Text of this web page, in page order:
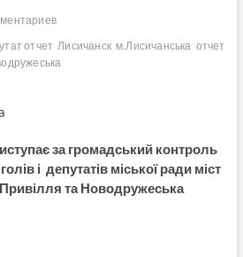
отчет Лисичанск м.Лисичанська отчет
за громадський контроль
голів і депутатів міської ради міст
Привілля та Новодружеська